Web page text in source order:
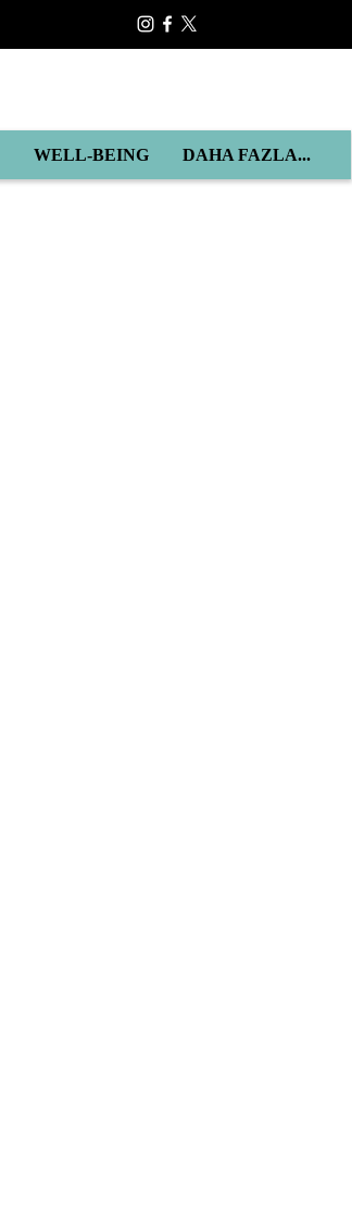
WELL-BEING DAHA FAZLA...